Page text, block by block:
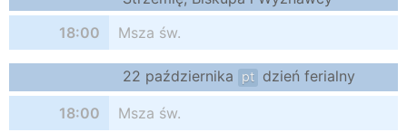
18:00
Msza św.
22 października pt dzień ferialny
18:00 Msza św.